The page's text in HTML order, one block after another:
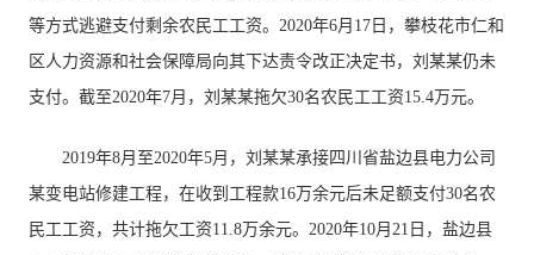
等方式逃避支付剩余农民工工资。2020年6月17日，攀枝花市仁和
区人力资源和社会保障局向其下达责令改正决定书，刘某某仍未
支付。截至2020年7月，刘某某拖欠30名农民工工资15.4万元。
2019年8月至2020年5月，刘某某承接四川省盐边县电力公司
某变电站修建工程，在收到工程款16万余元后未足额支付30名农
民工工资，共计拖欠工资11.8万余元。2020年10月21日，盐边县